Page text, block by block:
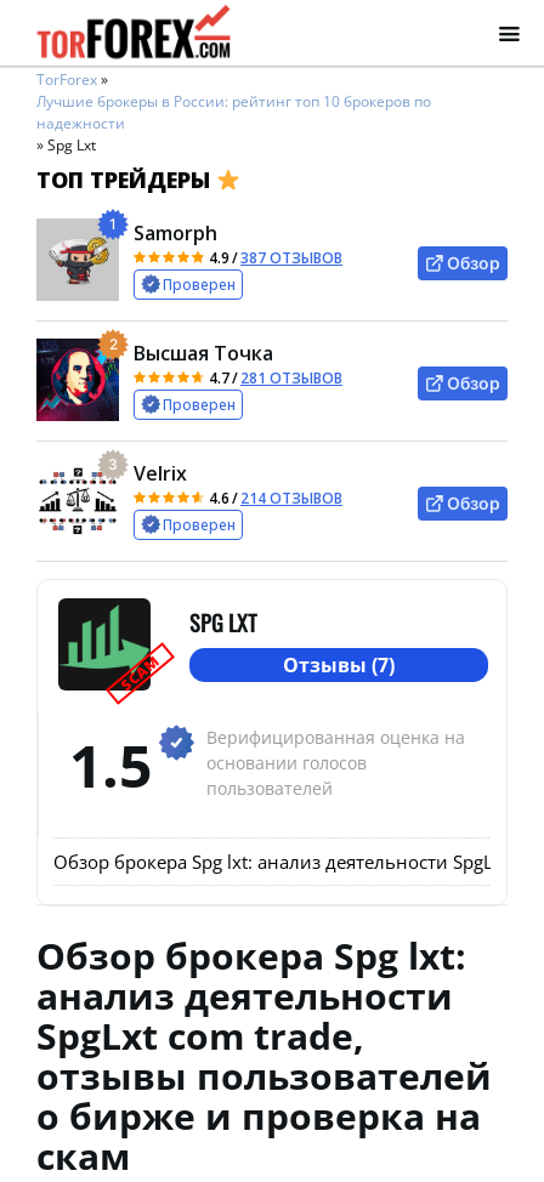
TorForex»
Лучшие брокеры в России: рейтинг топ 10 брокеров по
надежности
»Spg Lxt
ТОП ТРЕЙДЕРЫ
1 Samorph
4.9/387 ОТЗЫВОВ
Проверен
Обзор
2 Высшая Точка
4.7/281 ОТЗЫВОВ
Проверен
Обзор
3 Velrix
4.6/214 ОТЗЫВОВ
Проверен
Обзор
SCAM
SPG LXT
Отзывы (7)
1.5
Верифицированная оценка на
основании голосов
пользователей
Обзор брокера Spg lxt: анализ деятельности SpgLxt
Обзор брокера Spg lxt:
анализ деятельности
SpgLxt com trade,
отзывы пользователей
о бирже и проверка на
скам